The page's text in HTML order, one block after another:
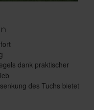
dank praktischer
des Tuchs bietet